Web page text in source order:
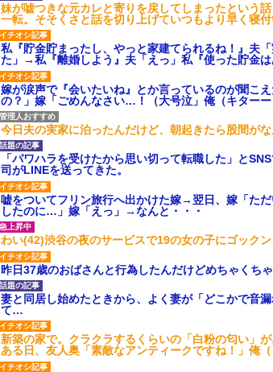
妹が嘘つきな元カレと寄りを戻してしまったという
一転。そそくさと話を切り上げていつもより早く寝
私『貯金貯まったし、やっと家建てられるね！』夫
た」→私『離婚しよう』夫「えっ」私『使った貯金
嫁が涙声で『会いたいね』とか言っているのが聞こ
の？」嫁「ごめんなさい…！（大号泣」俺（キター
今日夫の実家に泊ったんだけど、朝起きたら股間が
「パワハラを受けたから思い切って転職した」と
司がLINEを送ってきた。
嘘をついてフリン旅行へ出かけた嫁→翌日、嫁「た
したのに…」嫁「えっ」→なんと・・・
わい(42)渋谷の夜のサービスで19の女の子にゴック
昨日37歳のおばさんと行為したんだけどめちゃくち
妻と同居し始めたときから、よく妻が「どこかで音
て…
新築の家で。クラクラするくらいの「白粉の匂い」
ある日、友人奥「素敵なアンティークですね！」俺（